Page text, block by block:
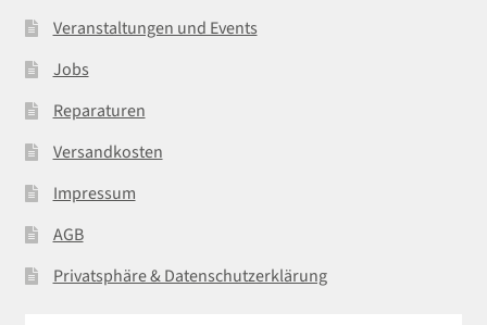
Veranstaltungen und Events
Jobs
Reparaturen
Versandkosten
Impressum
AGB
Privatsphäre & Datenschutzerklärung